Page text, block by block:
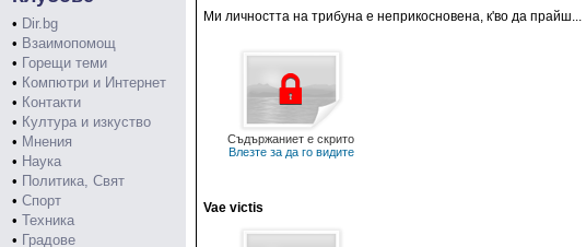
• Dir.bg
• Взаимопомощ
• Горещи теми
• Компютри и Интернет
• Контакти
• Култура и изкуство
• Мнения
• Наука
• Политика, Свят
• Спорт
• Техника
• Градове
Ми личността на трибуна е неприкосновена, к'во да прайш...
Съдържаниет е скрито
Влезте за да го видите
Vae victis